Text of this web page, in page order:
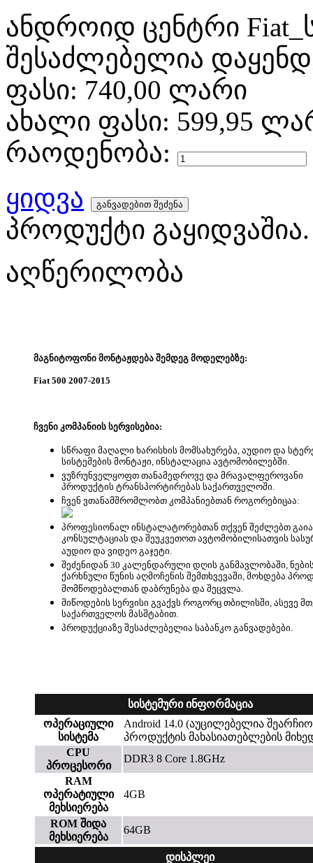
ანდროიდ ცენტრი
შესაძლებელია
ფასი: 740,00 ლარი
ახალი ფასი: 599,95
რაოდენობა:
ყიდვა
პროდუქტი გაყიდვაშია.
აღწერილობა
მაგნიტოფონი მონტაჟდება შემდეგ მოდელებზე:
Fiat 500 2007-2015
ჩვენი კომპანიის სერვისებია:
სწრაფი მაღალი ხარისხის მომსახურება, აუდიო და
სისტემების მონტაჟი, ინსტალაცია ავტომობილებში.
ვუზრუნველყოფთ თანამედროვე და მრავალფეროვანი
პროდუქტის ტრანსპორტირებას საქართველოში.
ჩვენ ვთანამშრომლობთ კომპანიებთან როგორებიცაა:
პროფესიონალ ინსტალატორებთან თქვენ შეძლებთ
კონსულტაციას და შეუკვეთოთ ავტომობილისათვის
აუდიო და ვიდეო გაჯეტი.
შეძენიდან 30 კალენდარული დღის განმავლობაში,
ქარხნული წუნის აღმოჩენის შემთხვევაში, მოხდება
მომწოდებალთან დაბრუნება და შეცვლა.
მიწოდების სერვისი გვაქვს როგორც თბილისში, ასევე
საქართველოს მასშტაბით.
პროდუქციაზე შესაძლებელია საბანკო განვადებები.
სისტემური ინფორმაცია
ოპერაციული
სისტემა
Android 14.0 (აუცილებელია
პროდუქტის მახასიათებლების
CPU
პროცესორი
DDR3 8 Core 1.8GHz
RAM
ოპერატიული
მეხსიერება
4GB
ROM შიდა
მეხსიერება
64GB
დისპლეი